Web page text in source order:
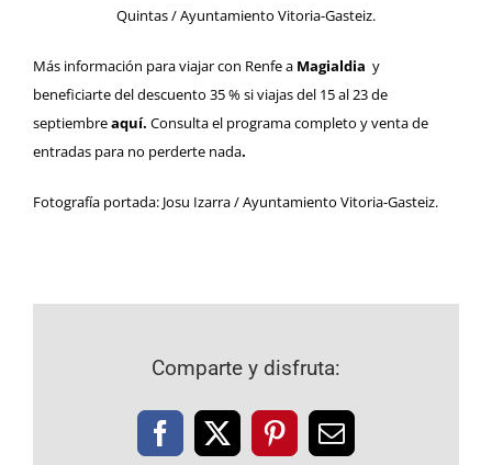
Quintas / Ayuntamiento Vitoria-Gasteiz.
Más información para viajar con Renfe a Magialdia y
beneficiarte del descuento 35 % si viajas del 15 al 23 de
septiembreaquí. Consulta el programa completo y venta de
entradas para no perderte nada.
Fotografía portada: Josu Izarra / Ayuntamiento Vitoria-Gasteiz.
Comparte y disfruta:
Facebook
X PinterestCorreo